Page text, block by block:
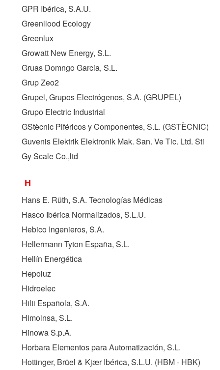
GPR Ibérica, S.A.U.
Greenllood Ecology
Greenlux
Growatt New Energy, S.L.
Gruas Domngo Garcia, S.L.
Grup Zeo2
Grupel, Grupos Electrógenos, S.A. (GRUPEL)
Grupo Electric Industrial
GStècnic Piféricos y Componentes, S.L. (GSTÈCNIC)
Guvenis Elektrik Elektronik Mak. San. Ve Tic. Ltd. Sti
Gy Scale Co.,ltd
H
Hans E. Rüth, S.A. Tecnologías Médicas
Hasco Ibérica Normalizados, S.L.U.
Hebico Ingenieros, S.A.
Hellermann Tyton España, S.L.
Hellín Energética
Hepoluz
Hidroelec
Hilti Española, S.A.
Himoinsa, S.L.
Hinowa S.p.A.
Horbara Elementos para Automatización, S.L.
Hottinger, Brüel & Kjær Ibérica, S.L.U. (HBM - HBK)